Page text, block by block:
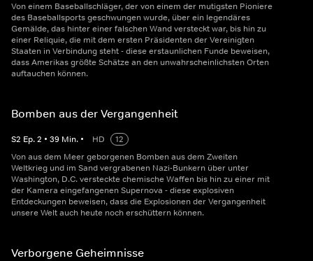
Von einem Baseballschläger, der von einem der mutigsten Pioniere
des Baseballsports geschwungen wurde, über ein legendäres
Gemälde, das hinter einer falschen Wand versteckt war, bis hin zu
einer Reliquie, die mit dem ersten Präsidenten der Vereinigten
Staaten in Verbindung steht - diese erstaunlichen Funde beweisen,
dass Amerikas größte Schätze an den unwahrscheinlichsten Orten
auftauchen können.
Bomben aus der Vergangenheit
S2 Ep.2 • 39 Min. • HD
12
Von aus dem Meer geborgenen Bomben aus dem Zweiten
Weltkrieg und im Sand vergrabenen Nazi-Bunkern über unter
Washington, D.C. versteckte chemische Waffen bis hin zu einer mit
der Kamera eingefangenen Supernova - diese explosiven
Entdeckungen beweisen, dass die Explosionen der Vergangenheit
unsere Welt auch heute noch erschüttern können.
Verborgene Geheimnisse